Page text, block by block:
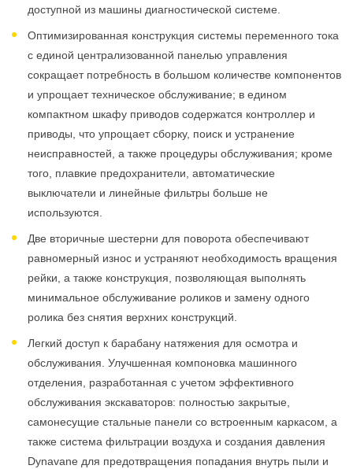
доступной из машины диагностической системе.
Оптимизированная конструкция системы переменного тока
с единой централизованной панелью управления
сокращает потребность в большом количестве компонентов
и упрощает техническое обслуживание; в едином
компактном шкафу приводов содержатся контроллер и
приводы, что упрощает сборку, поиск и устранение
неисправностей, а также процедуры обслуживания; кроме
того, плавкие предохранители, автоматические
выключатели и линейные фильтры больше не
используются.
Две вторичные шестерни для поворота обеспечивают
равномерный износ и устраняют необходимость вращения
рейки, а также конструкция, позволяющая выполнять
минимальное обслуживание роликов и замену одного
ролика без снятия верхних конструкций.
Легкий доступ к барабану натяжения для осмотра и
обслуживания. Улучшенная компоновка машинного
отделения, разработанная с учетом эффективного
обслуживания экскаваторов: полностью закрытые,
самонесущие стальные панели со встроенным каркасом, а
также система фильтрации воздуха и создания давления
Dynavane для предотвращения попадания внутрь пыли и